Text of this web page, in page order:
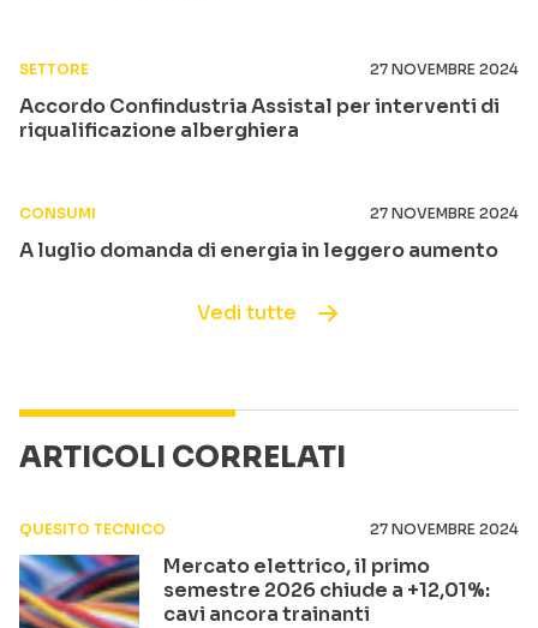
SETTORE 27 NOVEMBRE 2024
Accordo Confindustria Assistal per interventi di
riqualificazione alberghiera
CONSUMI 27 NOVEMBRE 2024
A luglio domanda di energia in leggero aumento
Vedi tutte
ARTICOLI CORRELATI
QUESITO TECNICO 27 NOVEMBRE 2024
Mercato elettrico, il primo
semestre 2026 chiude a +12,01%:
cavi ancora trainanti